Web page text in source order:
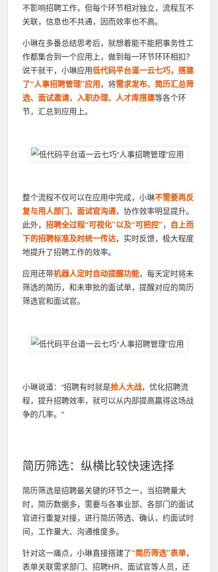
不影响招聘工作，但每个环节相对独立，流程互不
关联，信息也不共通，因而效率也不高。
小琳在多番总结思考后，就想着能不能把事务性工
作都集合到一个应用上，做到每一环节环环相扣？
说干就干，小琳应用低代码平台道一云七巧，搭建
了“人事招聘管理”应用，将需求发布、简历汇总筛
选、面试邀请、入职办理、人才库搭建等各个环
节，汇总到应用上。
整个流程不仅可以在应用中完成，小琳不需要再反
复与用人部门、面试官沟通，协作效率明显提升。
此外， 招聘全过程“可视化”以及“可把控”，自上而
下的招聘标准及时统一传达，实时反馈，极大程度
地提升了招聘工作的效率。
应用还带机器人定时自动提醒功能，每天定时将未
筛选的简历，和未审批的面试单，提醒对应的简历
筛选官和面试官。
小琳说道：“招聘有时就是抢人大战，优化招聘流
程，提升招聘效率，就可以从内部提高赢得这场战
争的几率。”
简历筛选：纵横比较快速选择
简历筛选是招聘最关键的环节之一，当招聘量大
时，简历数据多，需要与各事业部、各部门的面试
官进行重复对接，进行简历筛选、确认，约面试时
间，工作量大、沟通维度多。
针对这一痛点，小琳直接搭建了“简历筛选”表单，
表单关联需求部门、招聘HR、面试官等人员，还